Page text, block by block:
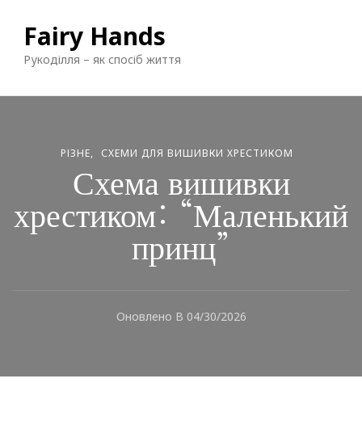
Fairy Hands
Рукоділля – як спосіб життя
РІЗНЕ СХЕМИ ДЛЯ ВИШИВКИ ХРЕСТИКОМ
Схема вишивки
хрестиком: “Маленький
принц”
Оновлено В 04/30/2026